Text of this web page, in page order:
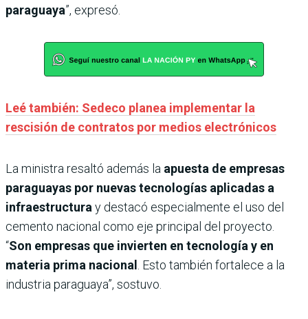
paraguaya”, expresó.
Leé también: Sedeco planea implementar la
rescisión de contratos por medios electrónicos
La ministra resaltó además la apuesta de empresas
paraguayas por nuevas tecnologías aplicadas a
infraestructura y destacó especialmente el uso del
cemento nacional como eje principal del proyecto.
“Son empresas que invierten en tecnología y en
materia prima nacional
. Esto también fortalece a la
industria paraguaya”, sostuvo.